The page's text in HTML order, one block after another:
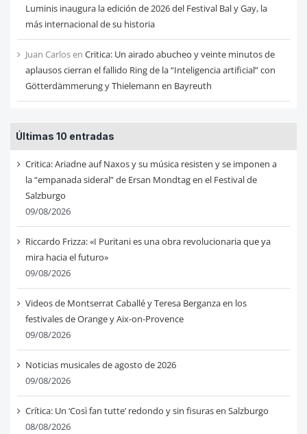
Luminis inaugura la edición de 2026 del Festival Bal y Gay, la
más internacional de su historia
Juan Carlosen Critica: Un airado abucheo y veinte minutos de
aplausos cierran el fallido Ring de la “Inteligencia artificial” con
Götterdämmerung y Thielemann en Bayreuth
Últimas 10 entradas
Critica: Ariadne auf Naxos y su música resisten y se imponen a
la “empanada sideral” de Ersan Mondtag en el Festival de
Salzburgo
09/08/2026
Riccardo Frizza: «I Puritani es una obra revolucionaria que ya
mira hacia el futuro»
09/08/2026
Videos de Montserrat Caballé y Teresa Berganza en los
festivales de Orange y Aix-on-Provence
09/08/2026
Noticias musicales de agosto de 2026
09/08/2026
Crítica: Un ‘Così fan tutte’ redondo y sin fisuras en Salzburgo
08/08/2026